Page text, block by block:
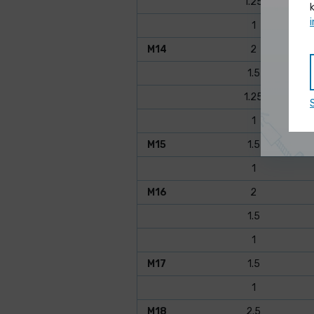
1
M14
2
1.5
1.25
1
M15
1.5
1
M16
2
1.5
1
M17
1.5
1
M18
2.5